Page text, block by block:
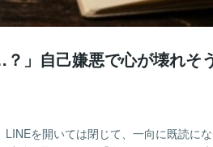
」自己嫌悪で心が壊れそ
を開いては閉じて、一向に既読に